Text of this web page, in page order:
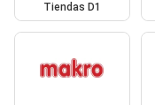
Tiendas D1